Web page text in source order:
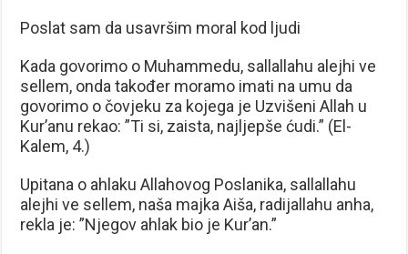
Poslat sam da usavršim moral kod ljudi
Kada govorimo o Muhammedu, sallallahu alejhi ve
sellem, onda također moramo imati na umu da
govorimo o čovjeku za kojega je Uzvišeni Allah u
Kur’anu rekao: ”Ti si, zaista, najljepše ćudi.” (El-
Kalem, 4.)
Upitana o ahlaku Allahovog Poslanika, sallallahu
alejhi ve sellem, naša majka Aiša, radijallahu anha,
rekla je: ”Njegov ahlak bio je Kur’an.”